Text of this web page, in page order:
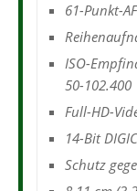
61-Punkt-AF
ISO-
50-102.400
Full-HD-
14-Bit
Schutz